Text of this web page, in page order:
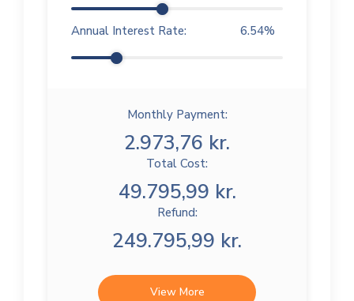
Annual Interest Rate: 6.54%
Monthly Payment:
2.973,76 kr.
Total Cost:
49.795,99 kr.
Refund:
249.795,99 kr.
View More